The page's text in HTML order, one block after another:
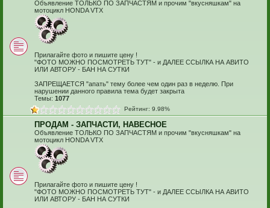
Объявление ТОЛЬКО ПО ЗАПЧАСТЯМ и прочим "вкусняшкам" на
мотоцикл HONDA VTX
Прилагайте фото и пишите цену !
"ФОТО МОЖНО ПОСМОТРЕТЬ ТУТ" - и ДАЛЕЕ ССЫЛКА НА АВИТО
ИЛИ АВТОРУ - БАН НА СУТКИ
ЗАПРЕЩАЕТСЯ "апать" тему более чем один раз в неделю. При
нарушении данного правила тема будет закрыта
Темы: 1077
Рейтинг: 9.98%
ПРОДАМ - ЗАПЧАСТИ, НАВЕСНОЕ
Объявление ТОЛЬКО ПО ЗАПЧАСТЯМ и прочим "вкусняшкам" на
мотоцикл HONDA VTX
Прилагайте фото и пишите цену !
"ФОТО МОЖНО ПОСМОТРЕТЬ ТУТ" - и ДАЛЕЕ ССЫЛКА НА АВИТО
ИЛИ АВТОРУ - БАН НА СУТКИ